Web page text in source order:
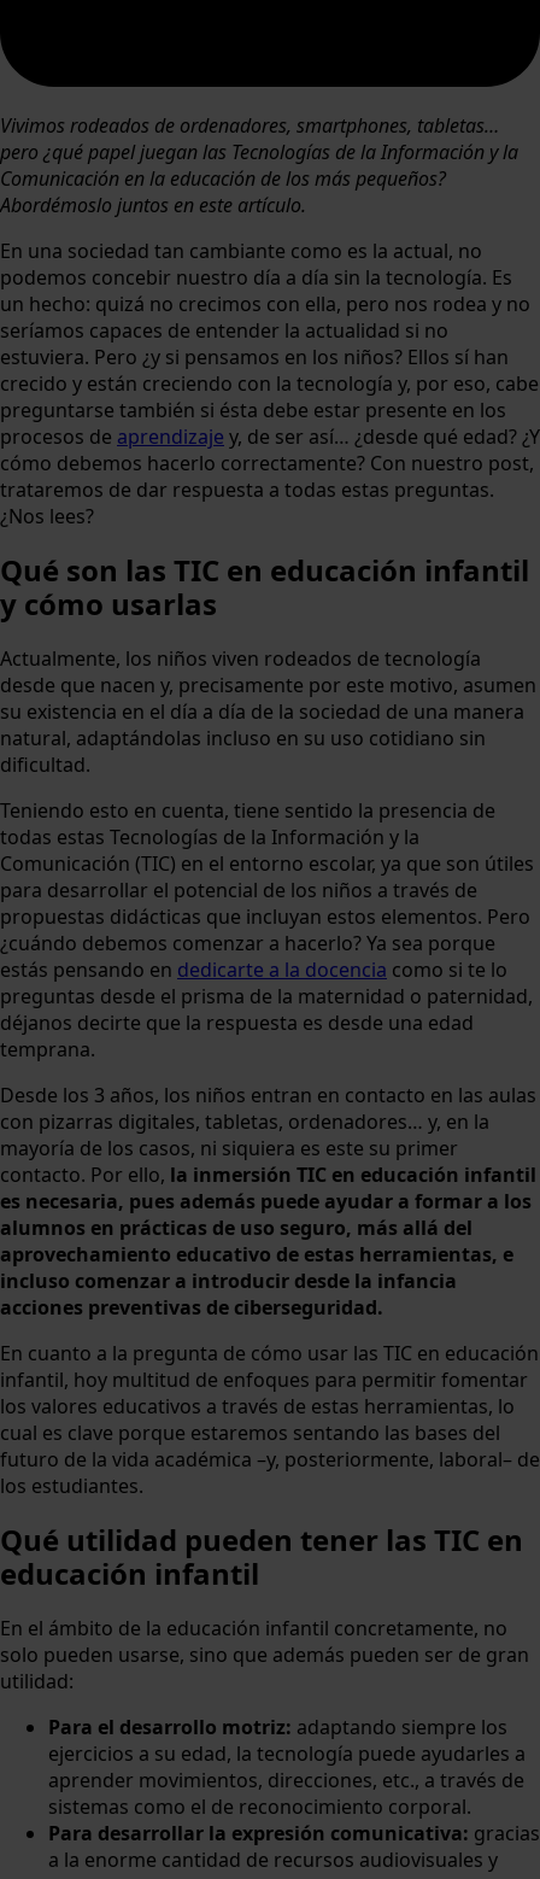
Vivimos rodeados de ordenadores, smartphones, tabletas…
pero ¿qué papel juegan las Tecnologías de la Información y la
Comunicación en la educación de los más pequeños?
Abordémoslo juntos en este artículo.
En una sociedad tan cambiante como es la actual, no
podemos concebir nuestro día a día sin la tecnología. Es
un hecho: quizá no crecimos con ella, pero nos rodea y no
seríamos capaces de entender la actualidad si no
estuviera. Pero ¿y si pensamos en los niños? Ellos sí han
crecido y están creciendo con la tecnología y, por eso, cabe
preguntarse también si ésta debe estar presente en los
procesos de aprendizaje y, de ser así… ¿desde qué edad? ¿Y
cómo debemos hacerlo correctamente? Con nuestro post,
trataremos de dar respuesta a todas estas preguntas.
¿Nos lees?
Qué son las TIC en educación infantil
y cómo usarlas
Actualmente, los niños viven rodeados de tecnología
desde que nacen y, precisamente por este motivo, asumen
su existencia en el día a día de la sociedad de una manera
natural, adaptándolas incluso en su uso cotidiano sin
dificultad.
Teniendo esto en cuenta, tiene sentido la presencia de
todas estas Tecnologías de la Información y la
Comunicación (TIC) en el entorno escolar, ya que son útiles
para desarrollar el potencial de los niños a través de
propuestas didácticas que incluyan estos elementos. Pero
¿cuándo debemos comenzar a hacerlo? Ya sea porque
estás pensando en dedicarte a la docencia como si te lo
preguntas desde el prisma de la maternidad o paternidad,
déjanos decirte que la respuesta es desde una edad
temprana.
Desde los 3 años, los niños entran en contacto en las aulas
con pizarras digitales, tabletas, ordenadores… y, en la
mayoría de los casos, ni siquiera es este su primer
contacto. Por ello, la inmersión TIC en educación infantil
es necesaria, pues además puede ayudar a formar a los
alumnos en prácticas de uso seguro, más allá del
aprovechamiento educativo de estas herramientas, e
incluso comenzar a introducir desde la infancia
acciones preventivas de ciberseguridad.
En cuanto a la pregunta de cómo usar las TIC en educación
infantil, hoy multitud de enfoques para permitir fomentar
los valores educativos a través de estas herramientas, lo
cual es clave porque estaremos sentando las bases del
futuro de la vida académica –y, posteriormente, laboral– de
los estudiantes.
Qué utilidad pueden tener las TIC en
educación infantil
En el ámbito de la educación infantil concretamente, no
solo pueden usarse, sino que además pueden ser de gran
utilidad:
Para el desarrollo motriz: adaptando siempre los
ejercicios a su edad, la tecnología puede ayudarles a
aprender movimientos, direcciones, etc., a través de
sistemas como el de reconocimiento corporal.
Para desarrollar la expresión comunicativa: gracias
a la enorme cantidad de recursos audiovisuales y